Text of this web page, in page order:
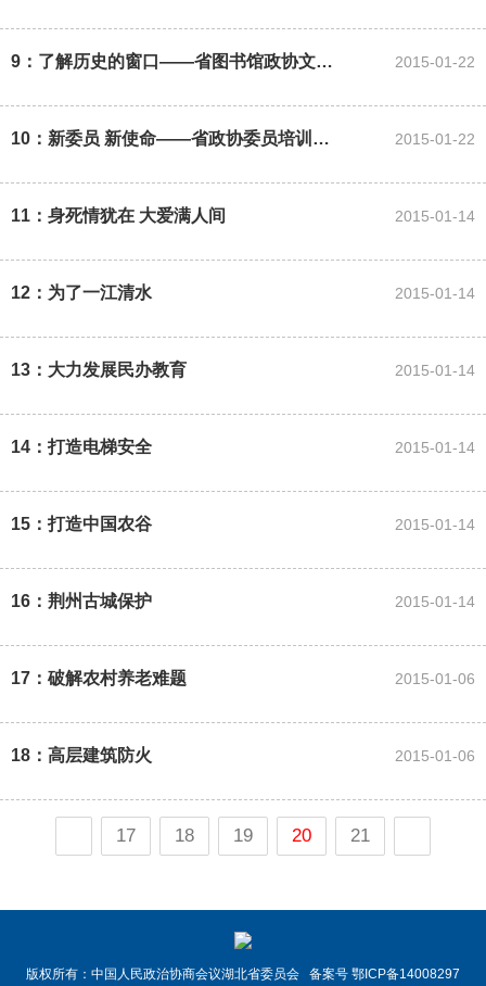
9：了解历史的窗口——省图书馆政协文史馆建成 2015-01-22
10：新委员 新使命——省政协委员培训班纪实 2015-01-22
11：身死情犹在 大爱满人间 2015-01-14
12：为了一江清水 2015-01-14
13：大力发展民办教育 2015-01-14
14：打造电梯安全 2015-01-14
15：打造中国农谷 2015-01-14
16：荆州古城保护 2015-01-14
17：破解农村养老难题 2015-01-06
18：高层建筑防火 2015-01-06
17 18 19 20 21
版权所有：中国人民政治协商会议湖北省委员会 备案号 鄂ICP备14008297